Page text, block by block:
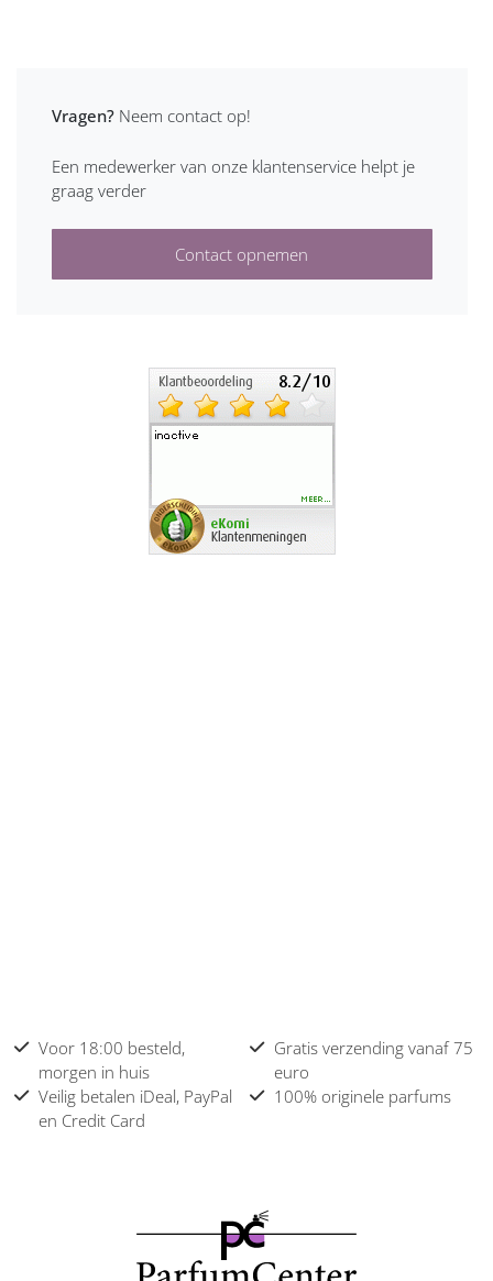
Vragen? Neem contact op!
Een medewerker van onze klantenservice helpt je
graag verder
Contact opnemen
Voor 18:00 besteld,
morgen in huis
Gratis verzending vanaf 75
euro
Veilig betalen iDeal, PayPal
en Credit Card
100% originele parfums